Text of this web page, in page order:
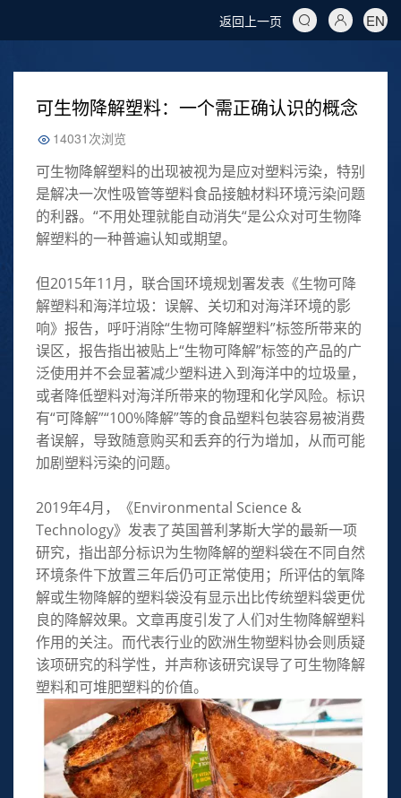
返回上一页 EN
可生物降解塑料：一个需正确认识的概念
14031次浏览
可生物降解塑料的出现被视为是应对塑料污染，特别
是解决一次性吸管等塑料食品接触材料环境污染问题
的利器。“不用处理就能自动消失“是公众对可生物降
解塑料的一种普遍认知或期望。
但2015年11月，联合国环境规划署发表《生物可降
解塑料和海洋垃圾：误解、关切和对海洋环境的影
响》报告，呼吁消除“生物可降解塑料”标签所带来的
误区，报告指出被贴上“生物可降解”标签的产品的广
泛使用并不会显著减少塑料进入到海洋中的垃圾量，
或者降低塑料对海洋所带来的物理和化学风险。标识
有“可降解”“100%降解”等的食品塑料包装容易被消费
者误解，导致随意购买和丢弃的行为增加，从而可能
加剧塑料污染的问题。
2019年4月，《Environmental Science &
Technology》发表了英国普利茅斯大学的最新一项
研究，指出部分标识为生物降解的塑料袋在不同自然
环境条件下放置三年后仍可正常使用；所评估的氧降
解或生物降解的塑料袋没有显示出比传统塑料袋更优
良的降解效果。文章再度引发了人们对生物降解塑料
作用的关注。而代表行业的欧洲生物塑料协会则质疑
该项研究的科学性，并声称该研究误导了可生物降解
塑料和可堆肥塑料的价值。